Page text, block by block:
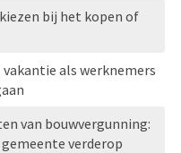
bij het kopen of
vakantie als werknemers
van bouwvergunning:
verderop